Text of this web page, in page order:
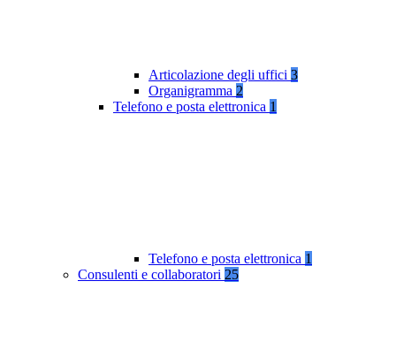
Articolazione degli uffici 3
Organigramma 2
Telefono e posta elettronica 1
Telefono e posta elettronica 1
Consulenti e collaboratori 25